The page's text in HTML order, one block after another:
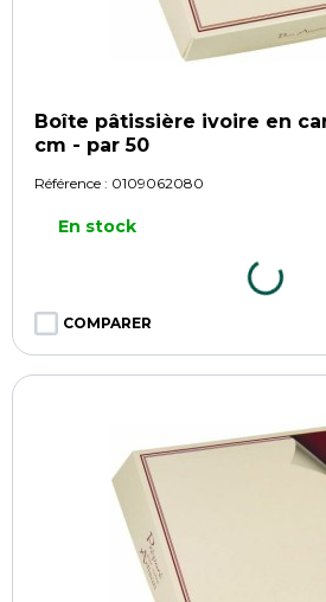
Boîte pâtissière ivoire en
cm - par 50
Référence : 0109062080
En stock
COMPARER